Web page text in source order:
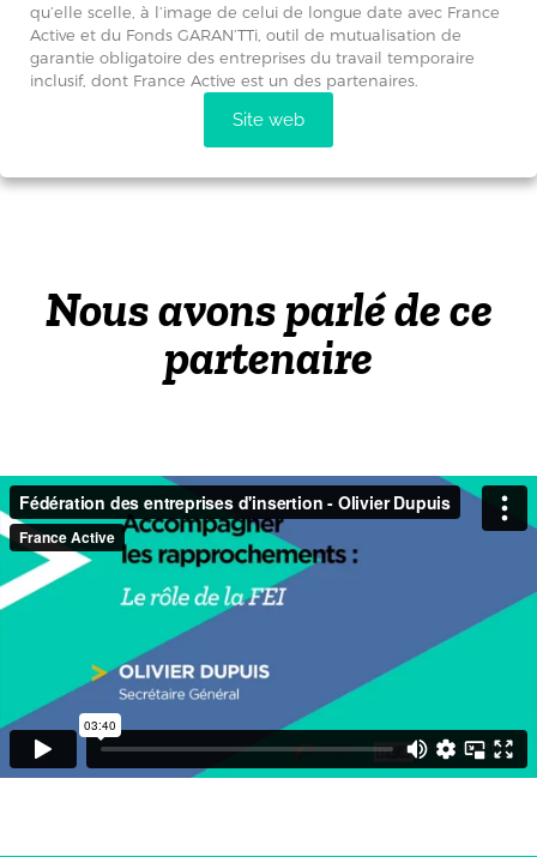
qu’elle scelle, à l’image de celui de longue date avec France
Active et du Fonds GARAN’TTi, outil de mutualisation de
garantie obligatoire des entreprises du travail temporaire
inclusif, dont France Active est un des partenaires.
Site web
Nous avons parlé de ce
partenaire